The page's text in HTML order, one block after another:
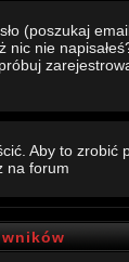
(poszukaj
nie
Aby to zrobić
na forum